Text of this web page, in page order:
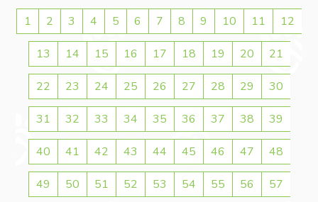
1 2 3 4 5 6 7 8 9 10 11 12
13 14 15 16 17 18 19 20 21
22 23 24 25 26 27 28 29 30
31 32 33 34 35 36 37 38 39
40 41 42 43 44 45 46 47 48
49 50 51 52 53 54 55 56 57